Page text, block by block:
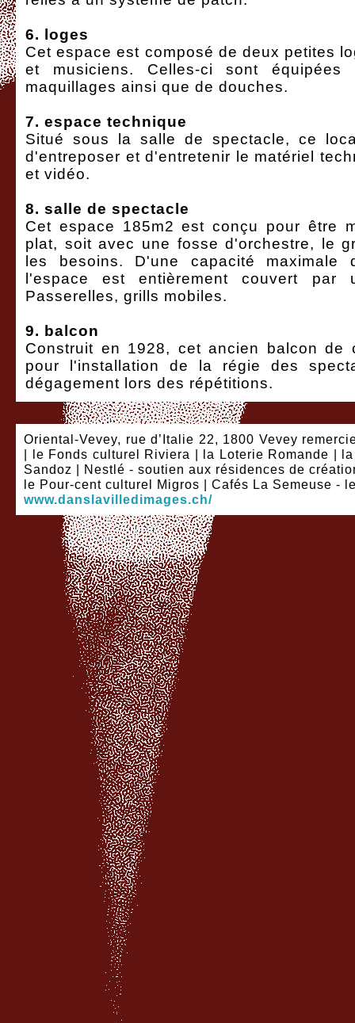
6. loges
Cet espace est composé de deux petites
et musiciens. Celles-ci sont
maquillages ainsi que de douches.
7. espace technique
Situé sous la salle de spectacle, ce
d'entreposer et d'entretenir le matériel
et vidéo.
8. salle de spectacle
Cet espace 185m2 est conçu pour être
plat, soit avec une fosse d'orchestre, le
les besoins. D'une capacité maximale
l'espace est entièrement couvert par
Passerelles, grills mobiles.
9. balcon
Construit en 1928, cet ancien balcon de
pour l'installation de la régie des
dégagement lors des répétitions.
Oriental-Vevey, rue d’Italie 22, 1800 Vevey
| le Fonds culturel Riviera | la Loterie Romande |
Sandoz | Nestlé - soutien aux résidences de
le Pour-cent culturel Migros | Cafés La Semeuse -
www.danslavilledimages.ch/